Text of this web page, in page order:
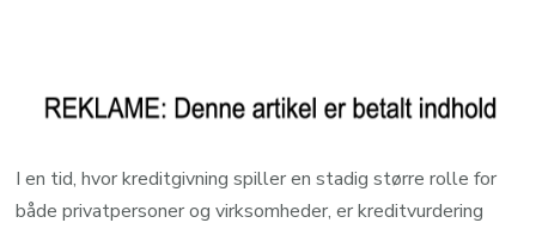
I en tid, hvor kreditgivning spiller en stadig større rolle for
både privatpersoner og virksomheder, er kreditvurdering